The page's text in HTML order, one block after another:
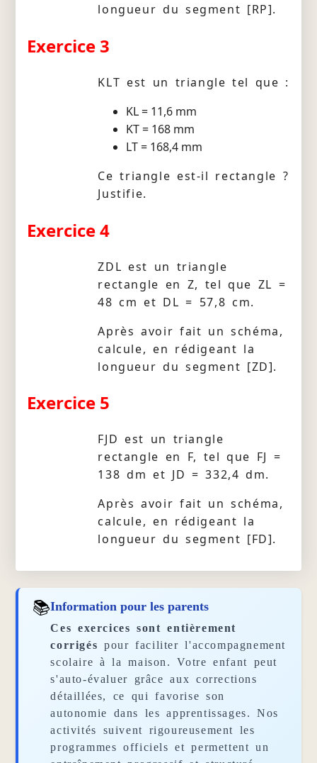
longueur du segment [RP].
Exercice 3
KLT est un triangle tel que :
KL = 11,6 mm
KT = 168 mm
LT = 168,4 mm
Ce triangle est-il rectangle ?
Justifie.
Exercice 4
ZDL est un triangle
rectangle en Z, tel que ZL =
48 cm et DL = 57,8 cm.
Après avoir fait un schéma,
calcule, en rédigeant la
longueur du segment [ZD].
Exercice 5
FJD est un triangle
rectangle en F, tel que FJ =
138 dm et JD = 332,4 dm.
Après avoir fait un schéma,
calcule, en rédigeant la
longueur du segment [FD].
📚Information pour les parents
Ces exercices sont entièrement
corrigés pour faciliter l'accompagnement
scolaire à la maison. Votre enfant peut
s'auto-évaluer grâce aux corrections
détaillées, ce qui favorise son
autonomie dans les apprentissages. Nos
activités suivent rigoureusement les
programmes officiels et permettent un